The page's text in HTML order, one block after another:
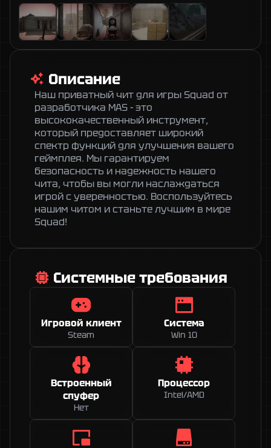
Описание
Наш приватный чит для игры Squad от
разработчика MAS - это
высококачественный инструмент,
который предоставляет широкий
спектр функций для улучшения вашего
геймплея. Мы гарантируем
безопасность и надежность нашего
чита, чтобы вы могли наслаждаться
игрой с уверенностью. Воспользуйтесь
нашим читом и станьте лучшим в мире
Squad!
Системные требования
Игровой клиент
Steam
Система
Win 10
Встроенный
спуфер
Нет
Процессор
Intel/AMD